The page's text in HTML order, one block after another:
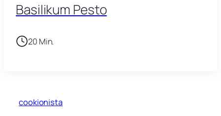
Basilikum Pesto
20 Min.
cookionista